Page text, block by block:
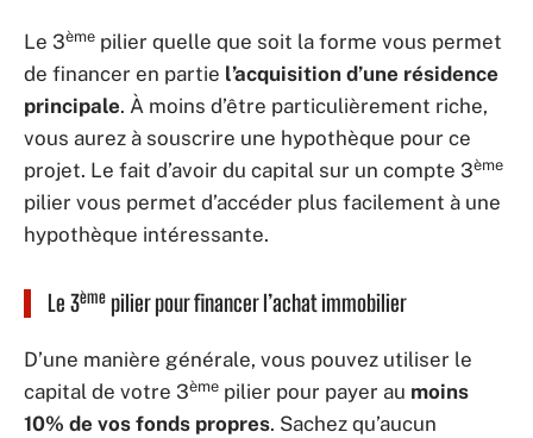
Le 3ème pilier quelle que soit la forme vous permet
de financer en partie l’acquisition d’une résidence
principale. À moins d’être particulièrement riche,
vous aurez à souscrire une hypothèque pour ce
projet. Le fait d’avoir du capital sur un compte 3ème
pilier vous permet d’accéder plus facilement à une
hypothèque intéressante.
Le 3ème pilier pour financer l’achat immobilier
D’une manière générale, vous pouvez utiliser le
capital de votre 3ème pilier pour payer au moins
10% de vos fonds propres. Sachez qu’aucun